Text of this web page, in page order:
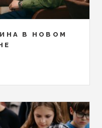
В НОВОМ